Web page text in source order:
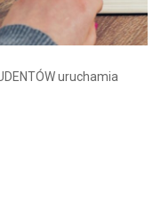
uruchamia